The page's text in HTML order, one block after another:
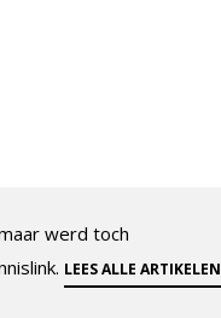
werd toch
LEES ALLE ARTIKELEN